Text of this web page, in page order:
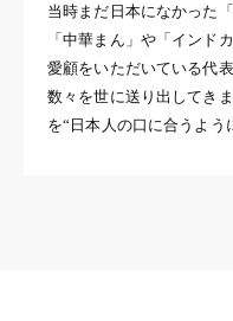
当時まだ日本になかった
「中華まん」や「インド
愛顧をいただいている代
数々を世に送り出してき
を“日本人の口に合うよう